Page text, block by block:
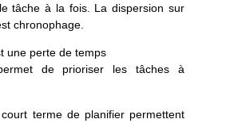
tâche à la fois. La dispersion sur
chronophage.
une perte de temps
de prioriser les tâches à
terme de planifier permettent